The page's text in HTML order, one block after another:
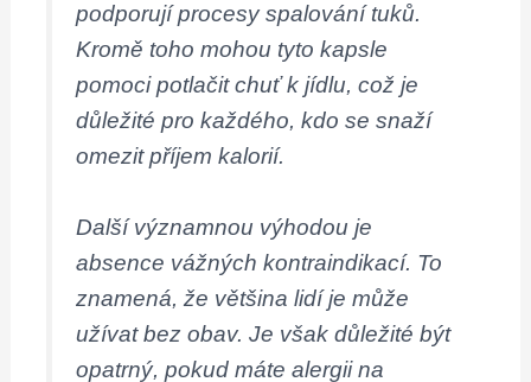
podporují procesy spalování tuků.
Kromě toho mohou tyto kapsle
pomoci potlačit chuť k jídlu, což je
důležité pro každého, kdo se snaží
omezit příjem kalorií.
Další významnou výhodou je
absence vážných kontraindikací. To
znamená, že většina lidí je může
užívat bez obav. Je však důležité být
opatrný, pokud máte alergii na